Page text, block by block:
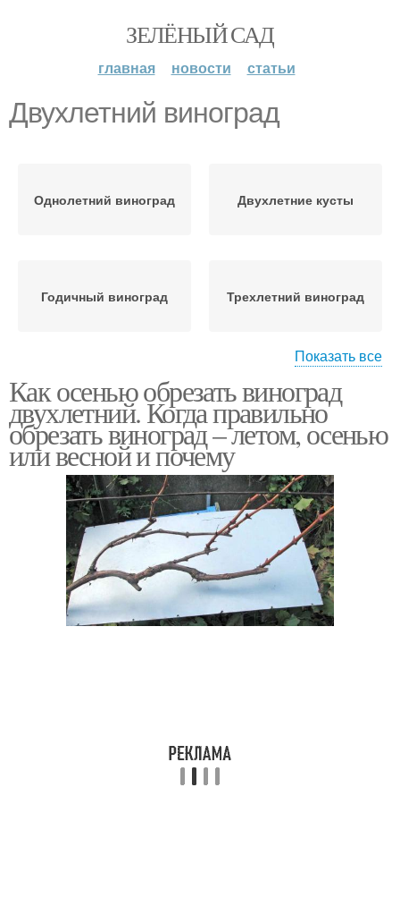
ЗЕЛЁНЫЙ САД
главная новости статьи
Двухлетний виноград
Однолетний виноград Двухлетние кусты
Годичный виноград Трехлетний виноград
Сильный виноград
Показать все
Как осенью обрезать виноград
двухлетний. Когда правильно
обрезать виноград – летом, осенью
или весной и почему